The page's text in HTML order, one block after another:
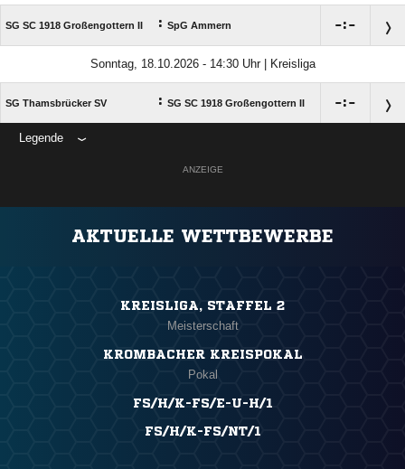
SG SC 1918 Großengottern II : SpG Ammern :
Sonntag, 18.10.2026 - 14:30 Uhr | Kreisliga
SG Thamsbrücker SV : SG SC 1918 Großengottern II :
Legende
ANZEIGE
AKTUELLE WETTBEWERBE
KREISLIGA, STAFFEL 2
Meisterschaft
KROMBACHER KREISPOKAL
Pokal
FS/H/K-FS/E-U-H/1
FS/H/K-FS/NT/1